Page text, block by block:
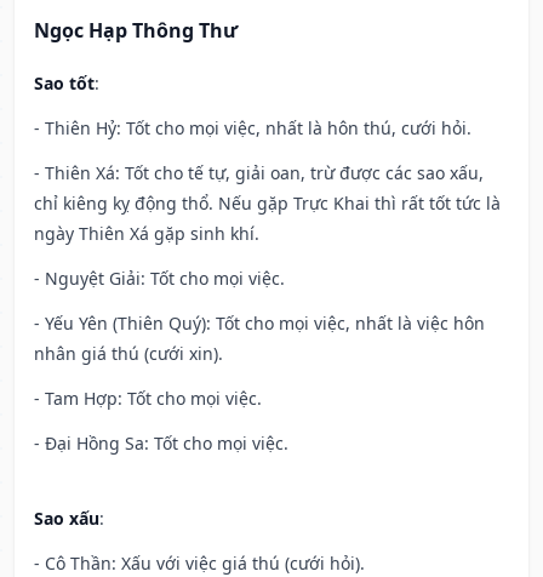
Ngọc Hạp Thông Thư
Sao tốt:
- Thiên Hỷ: Tốt cho mọi việc, nhất là hôn thú, cưới hỏi.
- Thiên Xá: Tốt cho tế tự, giải oan, trừ được các sao xấu,
chỉ kiêng kỵ động thổ. Nếu gặp Trực Khai thì rất tốt tức là
ngày Thiên Xá gặp sinh khí.
- Nguyệt Giải: Tốt cho mọi việc.
- Yếu Yên (Thiên Quý): Tốt cho mọi việc, nhất là việc hôn
nhân giá thú (cưới xin).
- Tam Hợp: Tốt cho mọi việc.
- Đại Hồng Sa: Tốt cho mọi việc.
Sao xấu:
- Cô Thần: Xấu với việc giá thú (cưới hỏi).